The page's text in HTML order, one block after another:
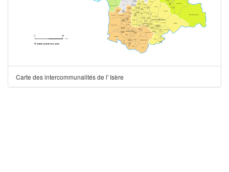
Carte des intercommunalités de l' Isère